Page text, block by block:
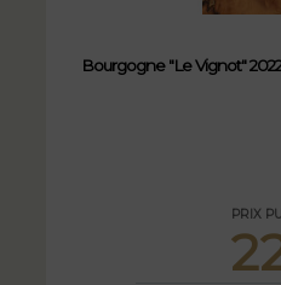
Bourgogne "Le Vignot"
PRIX